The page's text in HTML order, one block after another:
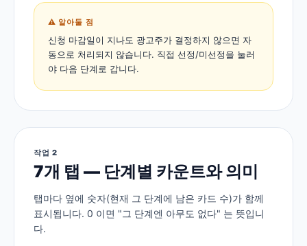
⚠️ 알아둘 점
신청 마감일이 지나도 광고주가 결정하지 않으면 자
동으로 처리되지 않습니다. 직접 선정/미선정을 눌러
야 다음 단계로 갑니다.
작업 2
7개 탭 — 단계별 카운트와 의미
탭마다 옆에 숫자(현재 그 단계에 남은 카드 수)가 함께
표시됩니다. 0 이면 "그 단계엔 아무도 없다" 는 뜻입니
다.